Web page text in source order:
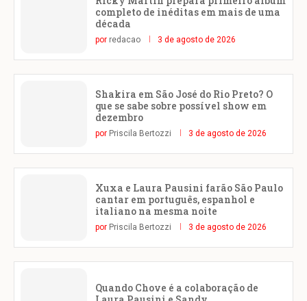
completo de inéditas em mais de uma
década
por redacao 3 de agosto de 2026
Shakira em São José do Rio Preto? O
que se sabe sobre possível show em
dezembro
por Priscila Bertozzi 3 de agosto de 2026
Xuxa e Laura Pausini farão São Paulo
cantar em português, espanhol e
italiano na mesma noite
por Priscila Bertozzi 3 de agosto de 2026
Quando Chove é a colaboração de